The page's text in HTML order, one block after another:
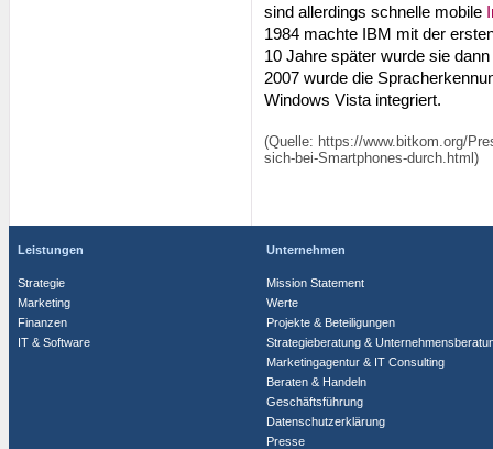
sind allerdings schnelle mobile
1984 machte IBM mit der
10 Jahre später wurde sie
2007 wurde die
Windows Vista integriert.
(Quelle: https://www.bitkom.org/
sich-bei-Smartphones-durch.html)
Leistungen
Strategie
Marketing
Finanzen
IT & Software
Unternehmen
Mission Statement
Werte
Projekte & Beteiligungen
Strategieberatung &
Marketingagentur & IT Consulting
Beraten & Handeln
Geschäftsführung
Datenschutzerklärung
Presse